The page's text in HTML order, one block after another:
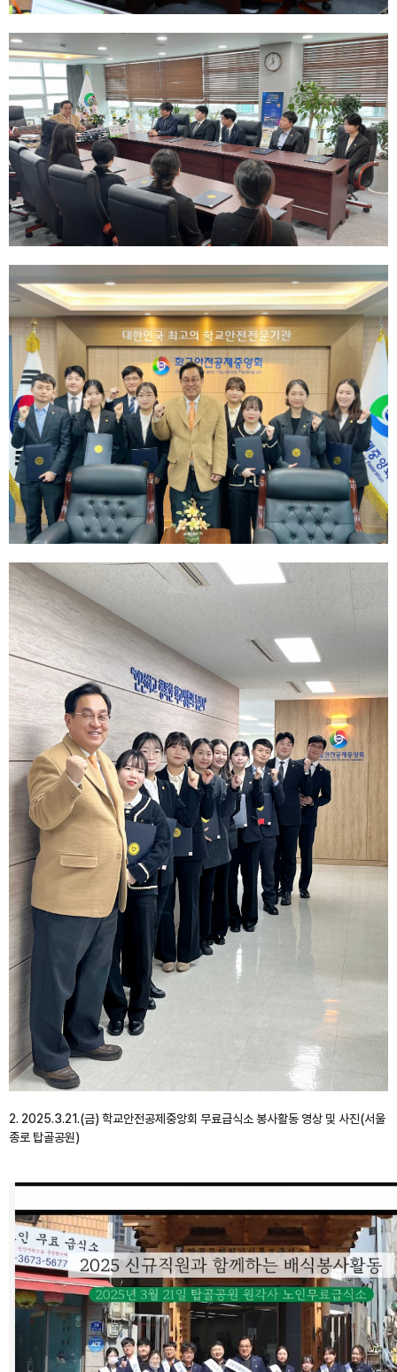
2. 2025.3.21.(금) 학교안전공제중앙회 무료급식소 봉사활동 영상 및 사진(서울
종로 탑골공원)